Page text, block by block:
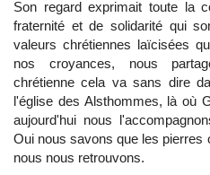
Son regard exprimait toute la
fraternité et de solidarité qui
valeurs chrétiennes laïcisées
nos croyances, nous
chrétienne cela va sans dire
l'église des Alsthommes, là où
aujourd'hui nous
Oui nous savons que les pierres
nous nous retrouvons.